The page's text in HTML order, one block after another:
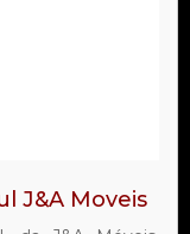
J&A Moveis